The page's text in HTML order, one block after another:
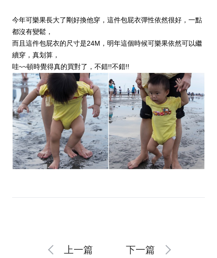
今年可樂果長大了剛好換他穿，這件包屁衣彈性依然很好，一點
都沒有變鬆，
而且這件包屁衣的尺寸是24M，明年這個時候可樂果依然可以繼
續穿，真划算，
哇~~頓時覺得真的買對了，不錯!!不錯!!
上一篇 下一篇